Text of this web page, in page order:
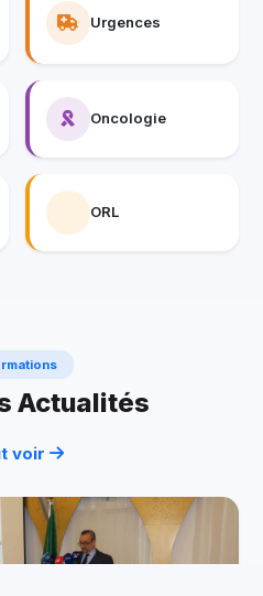
Urgences
Oncologie
ORL
Actualités
voir